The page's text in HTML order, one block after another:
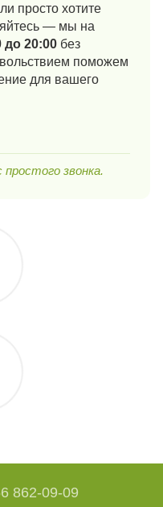
просто хотите
— мы на
до 20:00 без
поможем
для вашего
звонка.
862-09-09